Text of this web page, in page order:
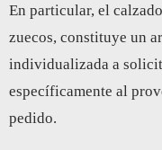
En particular, el
zuecos, constituye un
individualizada a
específicamente al
pedido.